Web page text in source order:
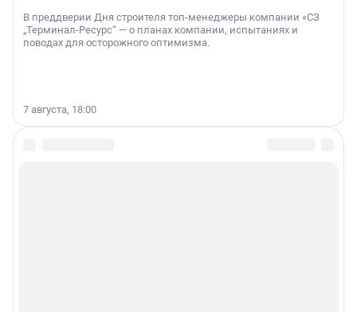
В преддверии Дня строителя топ-менеджеры компании «СЗ
„Терминал-Ресурс“ — о планах компании, испытаниях и
поводах для осторожного оптимизма.
7 августа, 18:00